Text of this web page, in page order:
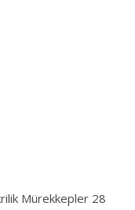
Mürekkepler 28